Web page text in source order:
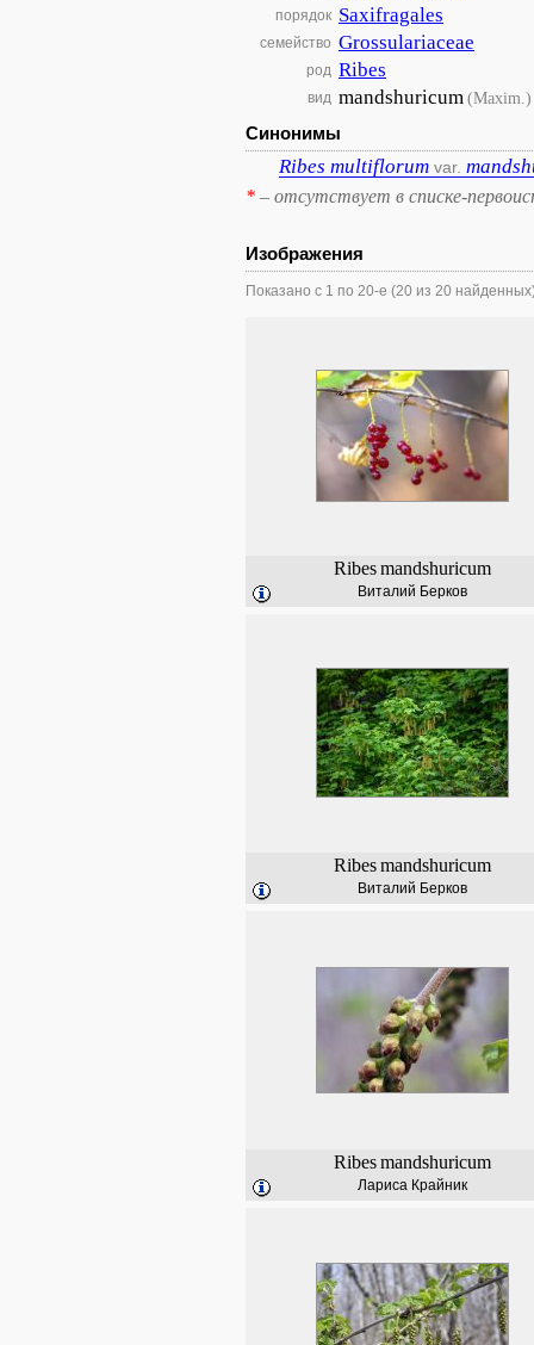
порядок Saxifragales
семейство Grossulariaceae
род Ribes
вид mandshuricum
Синонимы
Ribes multiflorum var.
* – отсутствует в списке-
Изображения
Показано с 1 по 20-е (20 из 20
Ribesmandshuricum
Виталий Берков
Ribesmandshuricum
Виталий Берков
Ribesmandshuricum
Лариса Крайник